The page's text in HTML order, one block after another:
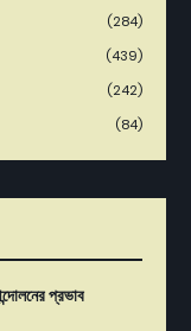
(284)
(439)
(242)
(84)
প্রভাব